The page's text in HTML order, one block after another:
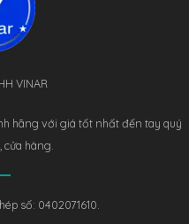
VINAR
hãng với giá tốt nhất đến tay quý
hàng.
số: 0402071610.